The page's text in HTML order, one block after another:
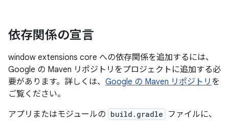
依存関係の宣言
window extensions core への依存関係を追加するには、
Google の Maven リポジトリをプロジェクトに追加する必
要があります。詳しくは、 Google の Maven リポジトリ を
ご覧ください。
アプリまたはモジュールの build.gradle
ファイルに、